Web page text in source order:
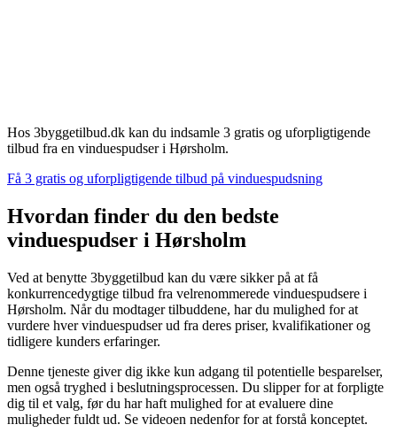
Hos 3byggetilbud.dk kan du indsamle 3 gratis og uforpligtigende
tilbud fra en vinduespudser i Hørsholm.
Få 3 gratis og uforpligtigende tilbud på vinduespudsning
Hvordan finder du den bedste
vinduespudser i Hørsholm
Ved at benytte 3byggetilbud kan du være sikker på at få
konkurrencedygtige tilbud fra velrenommerede vinduespudsere i
Hørsholm. Når du modtager tilbuddene, har du mulighed for at
vurdere hver vinduespudser ud fra deres priser, kvalifikationer og
tidligere kunders erfaringer.
Denne tjeneste giver dig ikke kun adgang til potentielle besparelser,
men også tryghed i beslutningsprocessen. Du slipper for at forpligte
dig til et valg, før du har haft mulighed for at evaluere dine
muligheder fuldt ud. Se videoen nedenfor for at forstå konceptet.